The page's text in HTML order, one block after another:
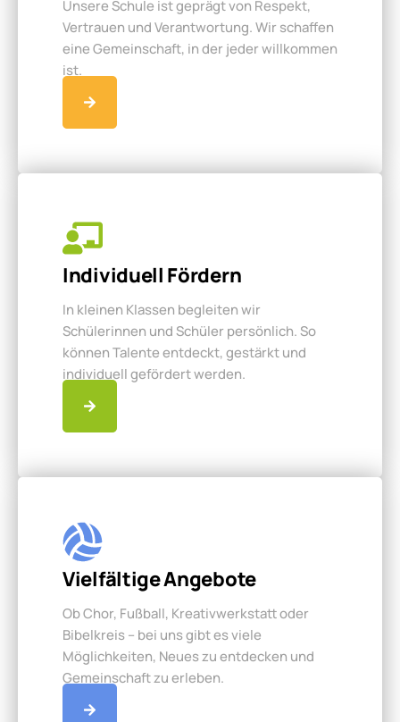
Unsere Schule ist geprägt von Respekt,
Vertrauen und Verantwortung. Wir schaffen
eine Gemeinschaft, in der jeder willkommen
ist.
Individuell Fördern
In kleinen Klassen begleiten wir
Schülerinnen und Schüler persönlich. So
können Talente entdeckt, gestärkt und
individuell gefördert werden.
Vielfältige Angebote
Ob Chor, Fußball, Kreativwerkstatt oder
Bibelkreis – bei uns gibt es viele
Möglichkeiten, Neues zu entdecken und
Gemeinschaft zu erleben.